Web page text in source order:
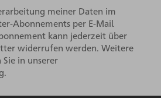
meiner Daten im
Abonnements per E-Mail
kann jederzeit über
widerrufen werden. Weitere
in unserer